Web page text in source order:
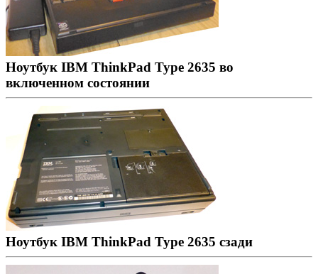
Ноутбук IBM ThinkPad Type 2635 во
включенном состоянии
Ноутбук IBM ThinkPad Type 2635 сзади